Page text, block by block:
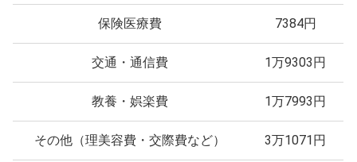
保険医療費 7384円
交通・通信費 1万9303円
教養・娯楽費 1万7993円
その他（理美容費・交際費など） 3万1071円